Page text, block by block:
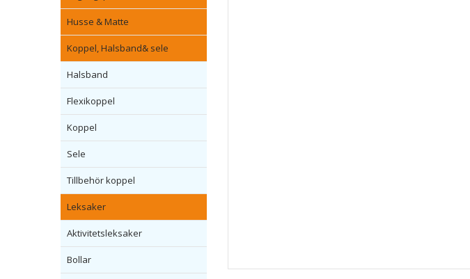
Husse & Matte
Koppel, Halsband& sele
Halsband
Flexikoppel
Koppel
Sele
Tillbehör koppel
Leksaker
Aktivitetsleksaker
Bollar